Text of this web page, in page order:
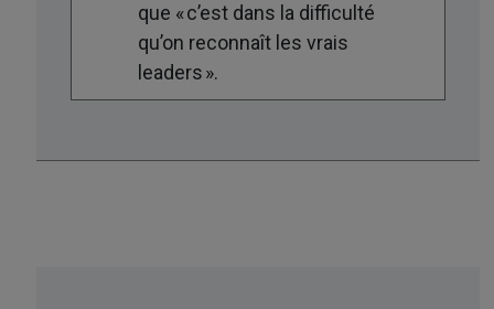
que « c’est dans la difficulté
qu’on reconnaît les vrais
leaders ».